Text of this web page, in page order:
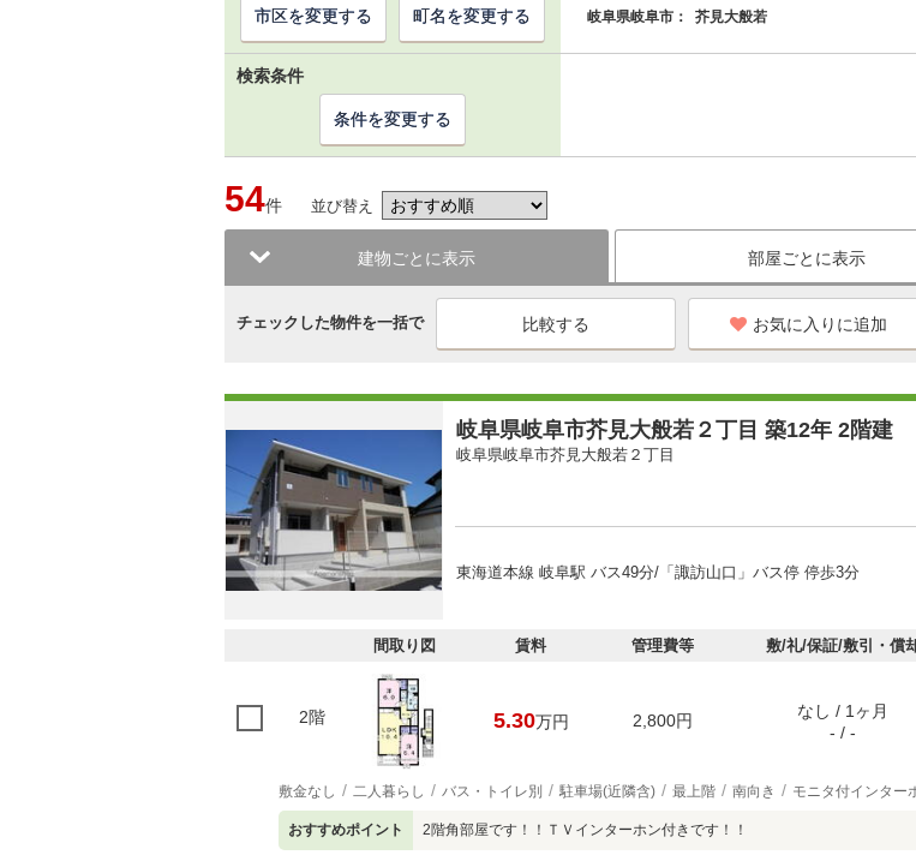
岐阜県岐阜市：
芥見大般若
市区を変更する 町名を変更する
検索条件
条件を変更する
54件 並び替え
建物ごとに表示 部屋ごとに表示
チェックした物件を一括で お気に入りに追加
岐阜県岐阜市芥見大般若２丁目 築12年 2階建
岐阜県岐阜市芥見大般若２丁目
東海道本線 岐阜駅 バス49分/「諏訪山口」バス停 停歩3分
間取り図 賃料 管理費等 敷/礼/保証/敷引・償
2階 5.30万円 2,800円
なし / 1ヶ月
- / -
敷金なし 二人暮らし バス・トイレ別 駐車場(近隣含) 最上階 南向き モニタ付インター
おすすめポイント 2階角部屋です！！ＴＶインターホン付きです！！